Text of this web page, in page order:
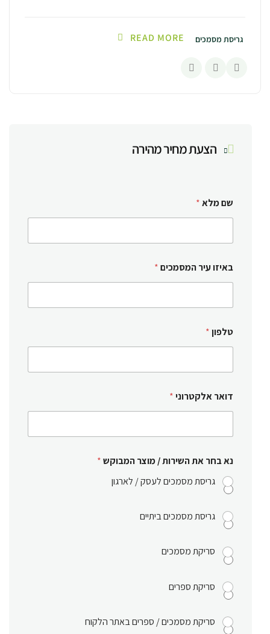
גריסת מסמכים READ MORE
הצעת מחיר מהירה
שם מלא*
באיזו עיר המסמכים*
טלפון*
דואר אלקטרוני*
נא בחר את השירות / מוצר המבוקש*
גריסת מסמכים לעסק / לארגון
גריסת מסמכים ביתיים
סריקת מסמכים
סריקת ספרים
סריקת מסמכים / ספרים באתר הלקוח